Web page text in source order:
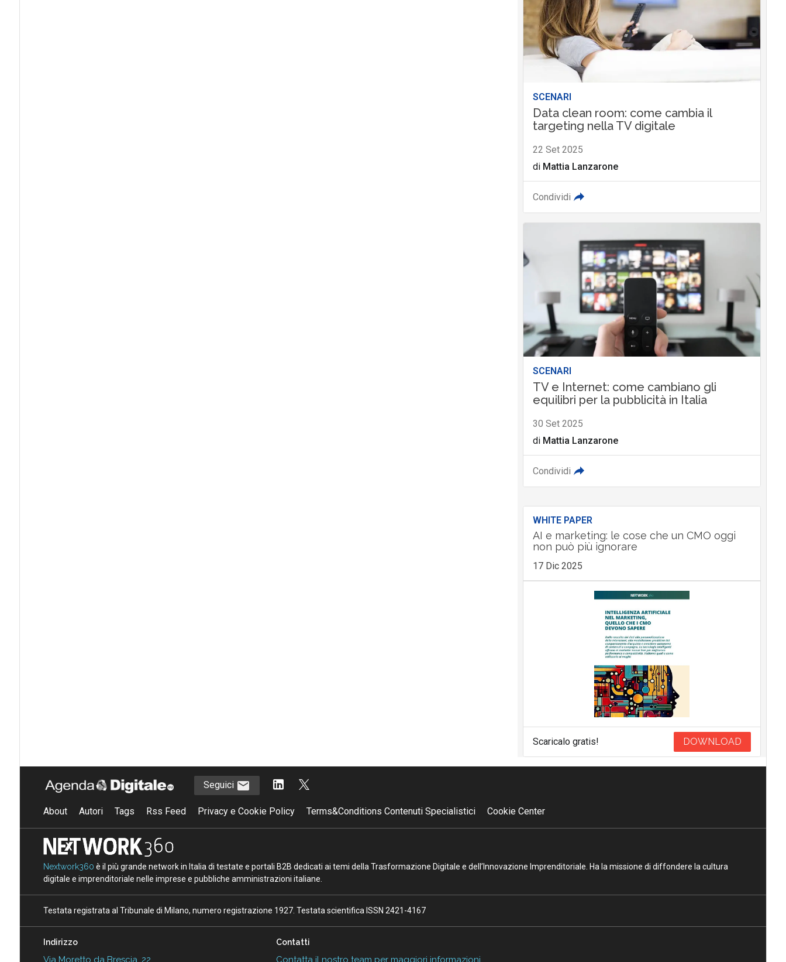
SCENARI
Data clean room: come cambia il
targeting nella TV digitale
22 Set 2025
di Mattia Lanzarone
Condividi
SCENARI
TV e Internet: come cambiano gli
equilibri per la pubblicità in Italia
30 Set 2025
di Mattia Lanzarone
Condividi
WHITE PAPER
AI e marketing: le cose che un CMO oggi
non può più ignorare
17 Dic 2025
Scaricalo gratis! DOWNLOAD
Seguici
About Autori Tags Rss Feed Privacy e Cookie Policy Terms&Conditions Contenuti Specialistici Cookie Center
Nextwork360 è il più grande network in Italia di testate e portali B2B dedicati ai temi della Trasformazione Digitale e dell’Innovazione Imprenditoriale. Ha la missione di diffondere la cultura
digitale e imprenditoriale nelle imprese e pubbliche amministrazioni italiane.
Testata registrata al Tribunale di Milano, numero registrazione 1927. Testata scientifica ISSN 2421-4167
Indirizzo
Via Moretto da Brescia, 22
Contatti
Contatta il nostro team per maggiori informazioni